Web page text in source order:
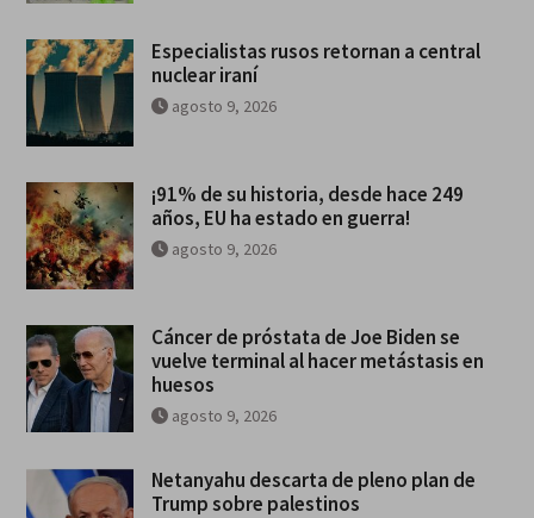
Especialistas rusos retornan a central
nuclear iraní
agosto 9, 2026
¡91% de su historia, desde hace 249
años, EU ha estado en guerra!
agosto 9, 2026
Cáncer de próstata de Joe Biden se
vuelve terminal al hacer metástasis en
huesos
agosto 9, 2026
Netanyahu descarta de pleno plan de
Trump sobre palestinos